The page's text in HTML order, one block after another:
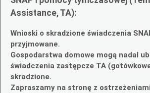
Assistance, TA):
Wnioski o skradzione świadczenia
przyjmowane.
Gospodarstwa domowe mogą nadal
świadczenia zastępcze TA
skradzione.
Zapraszamy na stronę z